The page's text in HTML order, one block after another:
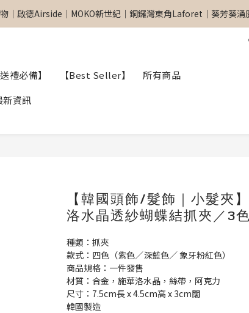
｜啟德Airside｜MOKO新世紀｜銅鑼灣東角Laforet｜葵芳葵涌
｜啟德Airside｜MOKO新世紀｜銅鑼灣東角Laforet｜葵芳葵涌
意訂制館】最新上線
｜啟德Airside｜MOKO新世紀｜銅鑼灣東角Laforet｜葵芳葵涌
送禮必備】 【Best Seller】
所有商品
新資訊
【韓國頭飾/髮飾｜小髮夾
洛水晶透紗蝴蝶結抓夾／3色
種類：抓夾
款式：四色（紫色／深藍色／ 象牙粉紅色）
商品規格：一件發售
材質：合金，施華洛水晶，絲帶，阿克力
尺寸：7.5cm長 x 4.5cm高 x 3cm闊
韓國製造